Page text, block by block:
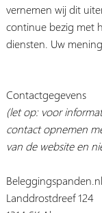
vernemen wij dit
continue bezig met
diensten. Uw
Contactgegevens
(let op: voor
contact opnemen
van de website en
Landdrostdreef 124